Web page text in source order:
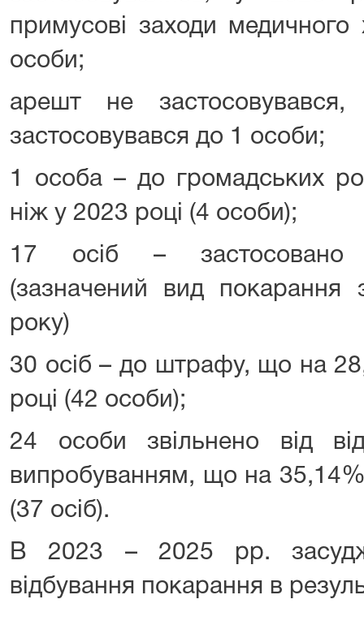
примусові заходи медичного
особи;
арешт не
застосовувався до 1 особи;
1 особа – до громадських
ніж у 2023 році (4 особи);
17 осіб – застосовано
(зазначений вид покарання
року)
30 осіб – до штрафу, що на
році (42 особи);
24 особи звільнено від
випробуванням, що на
(37 осіб).
В 2023 – 2025 рр.
відбування покарання в